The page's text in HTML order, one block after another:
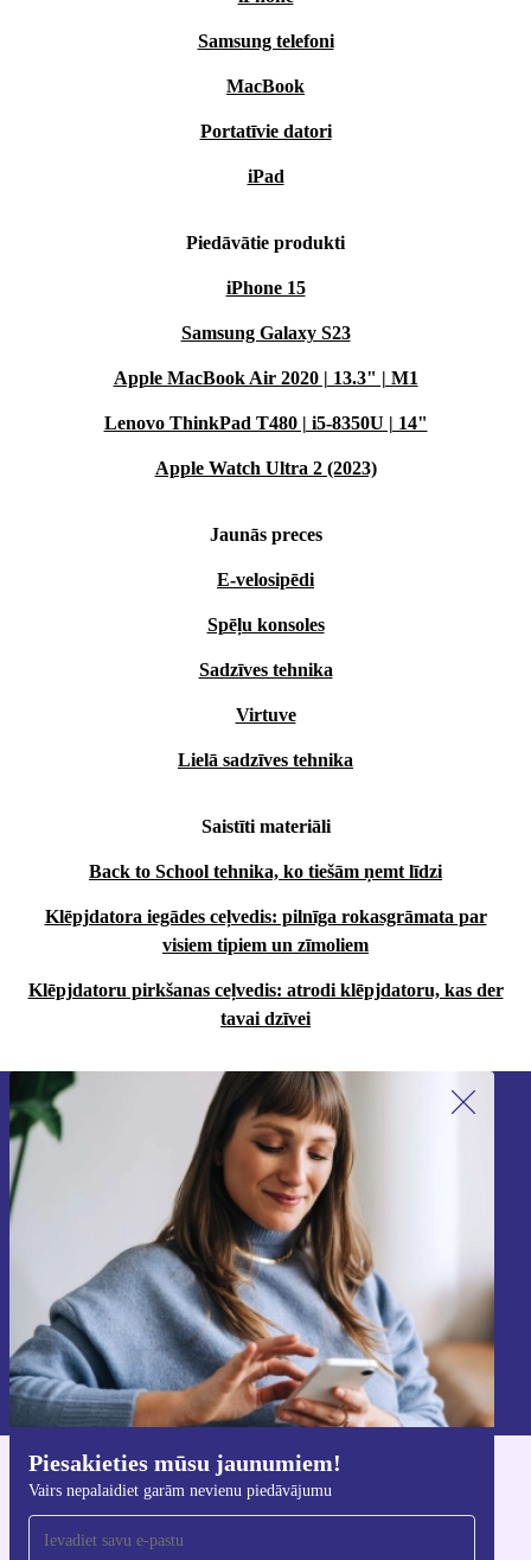
Samsung telefoni
MacBook
Portatīvie datori
iPad
Piedāvātie produkti
iPhone 15
Samsung Galaxy S23
Apple MacBook Air 2020 | 13.3" | M1
Lenovo ThinkPad T480 | i5-8350U | 14"
Apple Watch Ultra 2 (2023)
Jaunās preces
E-velosipēdi
Spēļu konsoles
Sadzīves tehnika
Virtuve
Lielā sadzīves tehnika
Saistīti materiāli
Back to School tehnika, ko tiešām ņemt līdzi
Klēpjdatora iegādes ceļvedis: pilnīga rokasgrāmata par
visiem tipiem un zīmoliem
Klēpjdatoru pirkšanas ceļvedis: atrodi klēpjdatoru, kas der
tavai dzīvei
Piesakieties mūsu jaunumiem!
Vairs nepalaidiet garām nevienu piedāvājumu
Piesakieties mūsu jaunumu
saņemšanai!
Nekad vairs nepalaidiet garām nevienu
piedāvājumu.
Reģistrēties
Informāciju par personas datu izmantošanu varat atrast mūsu
Privātuma politikā.
Lejupielādējiet refurbed lietotni
iOS un Android ierīcēm